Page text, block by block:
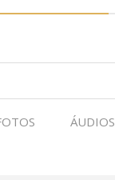
ÁUDIOS